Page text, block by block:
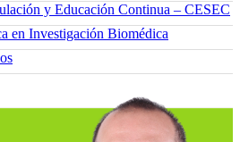
y Educación Continua – CESEC
en Investigación Biomédica